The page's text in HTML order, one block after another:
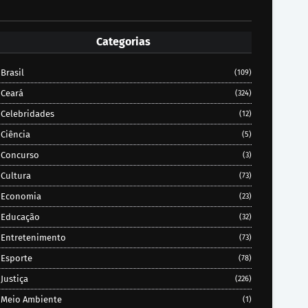
Categorias
Brasil (109)
Ceará (324)
Celebridades (12)
Ciência (5)
Concurso (3)
Cultura (73)
Economia (23)
Educação (32)
Entretenimento (73)
Esporte (78)
Justiça (226)
Meio Ambiente (1)